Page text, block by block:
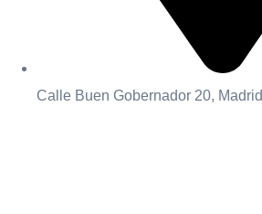
Calle Buen Gobernador 20, Madrid